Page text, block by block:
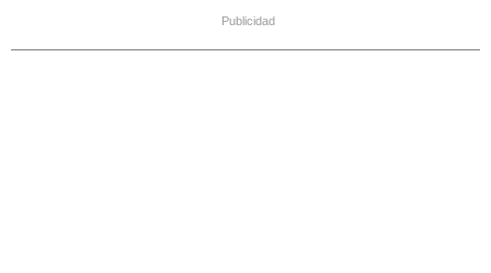
Publicidad